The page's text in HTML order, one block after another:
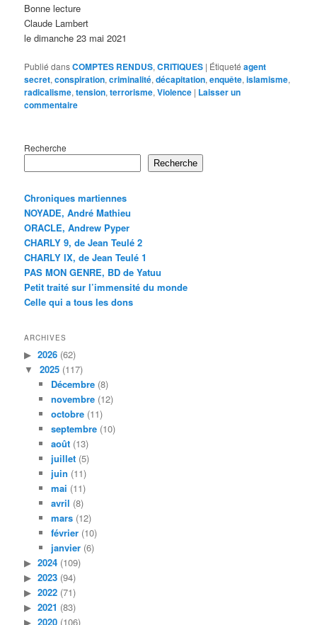
Bonne lecture
Claude Lambert
le dimanche 23 mai 2021
Publié dansCOMPTES RENDUS,CRITIQUES | Étiqueté agent
secret,conspiration,criminalité,décapitation,enquête,islamisme,
radicalisme,tension,terrorisme,Violence | Laisser un
commentaire
Recherche
Recherche
Chroniques martiennes
NOYADE, André Mathieu
ORACLE, Andrew Pyper
CHARLY 9, de Jean Teulé 2
CHARLY IX, de Jean Teulé 1
PAS MON GENRE, BD de Yatuu
Petit traité sur l’immensité du monde
Celle qui a tous les dons
ARCHIVES
2026 (62)
2025 (117)
Décembre(8)
novembre(12)
octobre(11)
septembre(10)
août(13)
juillet(5)
juin (11)
mai (11)
avril (8)
mars(12)
février(10)
janvier(6)
2024 (109)
2023 (94)
2022 (71)
2021 (83)
2020 (106)